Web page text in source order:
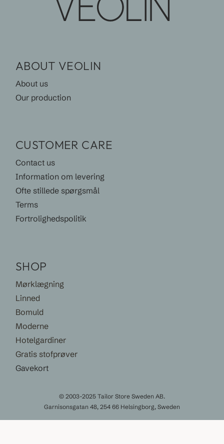
ABOUT VEOLIN
About us
Our production
CUSTOMER CARE
Contact us
Information om levering
Ofte stillede spørgsmål
Terms
Fortrolighedspolitik
SHOP
Mørklægning
Linned
Bomuld
Moderne
Hotelgardiner
Gratis stofprøver
Gavekort
© 2003-2025 Tailor Store Sweden AB.
Garnisonsgatan 48, 254 66 Helsingborg, Sweden